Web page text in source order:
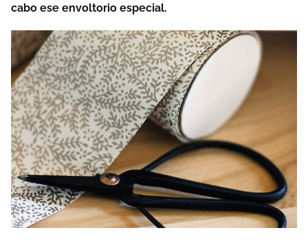
cabo ese envoltorio especial.